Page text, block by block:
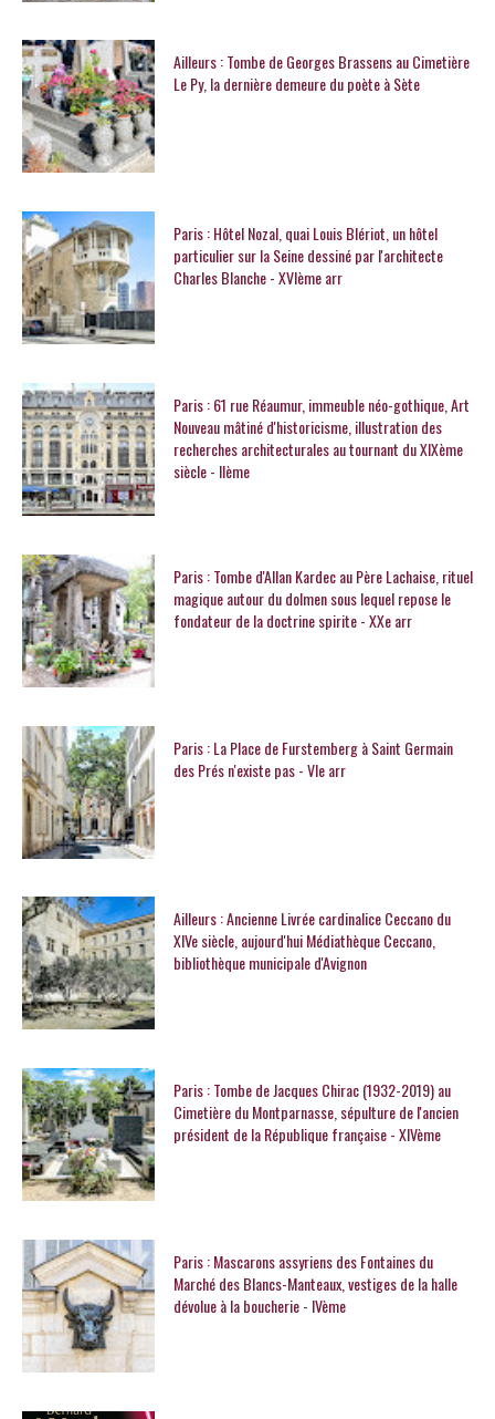
Ailleurs : Tombe de Georges Brassens au Cimetière
Le Py, la dernière demeure du poète à Sète
Paris : Hôtel Nozal, quai Louis Blériot, un hôtel
particulier sur la Seine dessiné par l'architecte
Charles Blanche - XVIème arr
Paris : 61 rue Réaumur, immeuble néo-gothique, Art
Nouveau mâtiné d'historicisme, illustration des
recherches architecturales au tournant du XIXème
siècle - IIème
Paris : Tombe d'Allan Kardec au Père Lachaise, rituel
magique autour du dolmen sous lequel repose le
fondateur de la doctrine spirite - XXe arr
Paris : La Place de Furstemberg à Saint Germain
des Prés n'existe pas - VIe arr
Ailleurs : Ancienne Livrée cardinalice Ceccano du
XIVe siècle, aujourd'hui Médiathèque Ceccano,
bibliothèque municipale d'Avignon
Paris : Tombe de Jacques Chirac (1932-2019) au
Cimetière du Montparnasse, sépulture de l'ancien
président de la République française - XIVème
Paris : Mascarons assyriens des Fontaines du
Marché des Blancs-Manteaux, vestiges de la halle
dévolue à la boucherie - IVème